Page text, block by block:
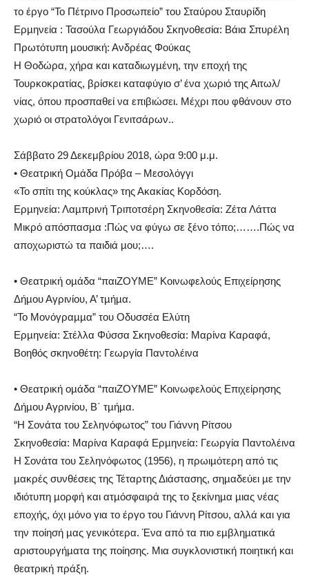
το έργο “Το Πέτρινο Προσωπείο” του Σταύρου Σταυρίδη
Ερµηνεία : Τασούλα Γεωργιάδου Σκηνοθεσία: Βάια Σπυρέλη
Πρωτότυπη µουσική: Ανδρέας Φούκας
Η Θοδώρα, χήρα και καταδιωγµένη, την εποχή της
Τουρκοκρατίας, βρίσκει καταφύγιο σ’ ένα χωριό της Αιτωλ/
νίας, όπου προσπαθεί να επιβιώσει. Μέχρι που φθάνουν στο
χωριό οι στρατολόγοι Γενιτσάρων..
Σάββατο 29 Δεκεμβρίου 2018, ώρα 9:00 μ.μ.
• Θεατρική Οµάδα Πρόβα – Μεσολόγγι
«Το σπίτι της κούκλας» της Ακακίας Κορδόση.
Ερµηνεία: Λαµπρινή Τριποτσέρη Σκηνοθεσία: Ζέτα Λάττα
Μικρό απόσπασµα :Πώς να φύγω σε ξένο τόπο;…….Πώς να
αποχωριστώ τα παιδιά µου;….
• Θεατρική οµάδα “παιΖΟΥΜΕ” Κοινωφελούς Επιχείρησης
Δήµου Αγρινίου, Α’ τµήµα.
“Το Μονόγραµµα” του Οδυσσέα Ελύτη
Ερµηνεία: Στέλλα Φύσσα Σκηνοθεσία: Μαρίνα Καραφά,
Βοηθός σκηνοθέτη: Γεωργία Παντολέινα
• Θεατρική οµάδα “παιΖΟΥΜΕ” Κοινωφελούς Επιχείρησης
Δήµου Αγρινίου, Β΄ τµήµα.
“Η Σονάτα του Σεληνόφωτος” του Γιάννη Ρίτσου
Σκηνοθεσία: Μαρίνα Καραφά Ερµηνεία: Γεωργία Παντολέινα
Η Σονάτα του Σεληνόφωτος (1956), η πρωιµότερη από τις
µακρές συνθέσεις της Τέταρτης Διάστασης, σηµαδεύει µε την
ιδιότυπη µορφή και ατµόσφαιρά της το ξεκίνηµα µιας νέας
εποχής, όχι µόνο για το έργο του Γιάννη Ρίτσου, αλλά και για
την ποίησή µας γενικότερα. Ένα από τα πιο εµβληµατικά
αριστουργήµατα της ποίησης. Μια συγκλονιστική ποιητική και
θεατρική πράξη.